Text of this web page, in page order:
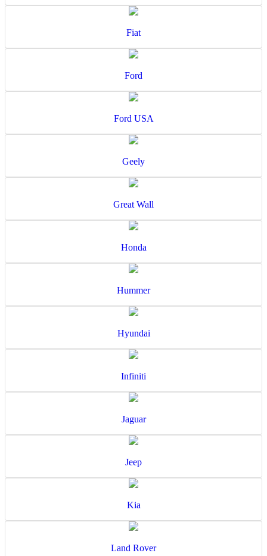
Fiat
Ford
Ford USA
Geely
Great Wall
Honda
Hummer
Hyundai
Infiniti
Jaguar
Jeep
Kia
Land Rover